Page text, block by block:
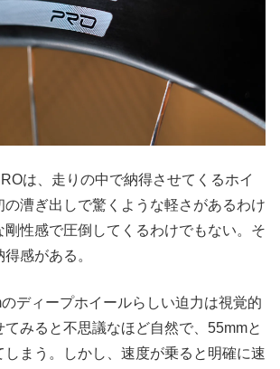
は、走りの中で納得させてくるホイ
の漕ぎ出しで驚くような軽さがあるわけ
剛性感で圧倒してくるわけでもない。そ
感がある。
ディープホイールらしい迫力は視覚的
てみると不思議なほど自然で、55mmと
しまう。しかし、速度が乗ると明確に速